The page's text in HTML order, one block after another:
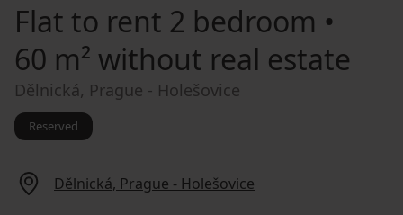
Flat to rent 2 bedroom •
60 m² without real estate
Dělnická, Prague - Holešovice
Reserved
Dělnická, Prague - Holešovice